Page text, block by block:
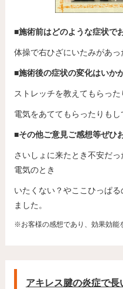
■施術前はどのような症状で
体操で右ひざにいたみがあっ
■施術後の症状の変化はいか
ストレッチを教えてもらった
電気をあててもらったりもし
■その他ご意見ご感想等ぜひ
さいしょに来たとき不安だ
電気のとき
いたくない？やここひっぱ
ました。
※お客様の感想であり、効果効能
アキレス腱の炎症で